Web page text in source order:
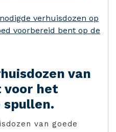
verhuisdozen op
voorbereid bent op de
van
voor het
spullen.
van goede